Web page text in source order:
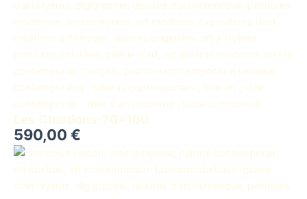
Les Chardons-70×100
590,00 €